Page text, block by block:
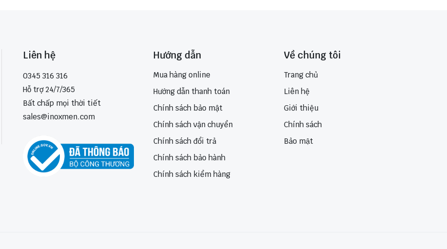
Liên hệ
0345 316 316
Hỗ trợ 24/7/365
Bất chấp mọi thời tiết
sales@inoxmen.com
Hướng dẫn
Mua hàng online
Hướng dẫn thanh toán
Chính sách bảo mật
Chính sách vận chuyển
Chính sách đổi trả
Chính sách bảo hành
Chính sách kiểm hàng
Về chúng tôi
Trang chủ
Liên hệ
Giới thiệu
Chính sách
Bảo mật